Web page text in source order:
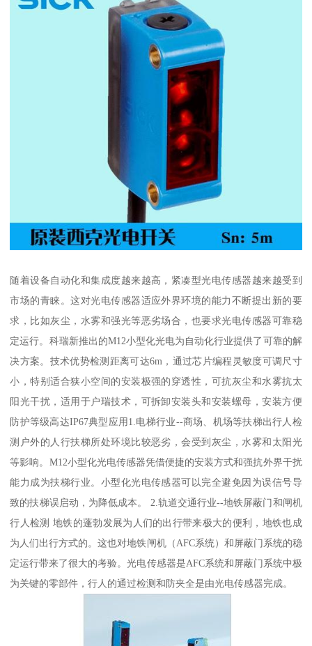
随着设备自动化和集成度越来越高，紧凑型光电传感器越来越受到
市场的青睐。这对光电传感器适应外界环境的能力不断提出新的要
求，比如灰尘，水雾和强光等恶劣场合，也要求光电传感器可靠稳
定运行。科瑞新推出的M12小型化光电为自动化行业提供了可靠的解
决方案。技术优势检测距离可达6m，通过芯片编程灵敏度可调尺寸
小，特别适合狭小空间的安装极强的穿透性，可抗灰尘和水雾抗太
阳光干扰，适用于户瑞技术，可拆卸安装头和安装螺母，安装方便
防护等级高达IP67典型应用1.电梯行业--商场、机场等扶梯出行人检
测户外的人行扶梯所处环境比较恶劣，会受到灰尘，水雾和太阳光
等影响。M12小型化光电传感器凭借便捷的安装方式和强抗外界干扰
能力成为扶梯行业。小型化光电传感器可以完全避免因为误信号导
致的扶梯误启动，为降低成本。 2.轨道交通行业--地铁屏蔽门和闸机
行人检测 地铁的蓬勃发展为人们的出行带来极大的便利，地铁也成
为人们出行方式的。这也对地铁闸机（AFC系统）和屏蔽门系统的稳
定运行带来了很大的考验。光电传感器是AFC系统和屏蔽门系统中极
为关键的零部件，行人的通过检测和防夹全是由光电传感器完成。